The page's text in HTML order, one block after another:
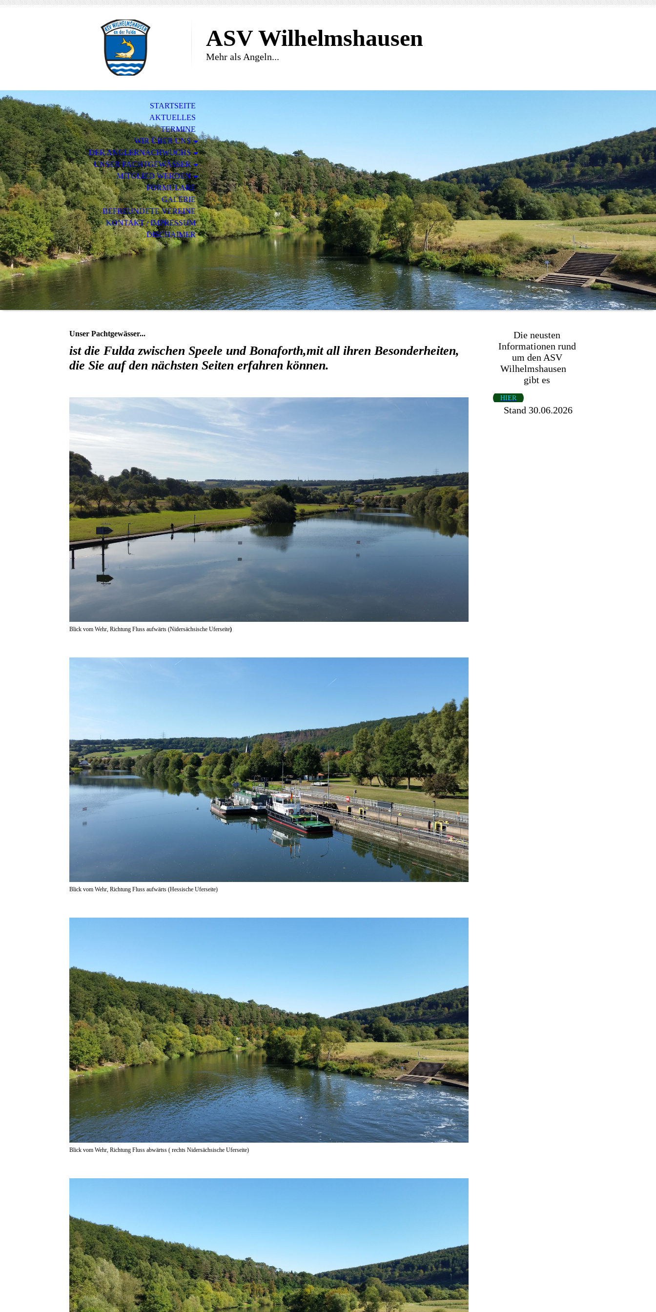
ASV Wilhelmshausen
Mehr als Angeln...
STARTSEITE
AKTUELLES
TERMINE
WIR ÜBER UNS
DER ANGLERNACHWUCHS
UNSER PACHTGEWÄSSER
MITGLIED WERDEN
FORMULARE
GALERIE
BEFREUNDETE VEREINE
KONTAKT / IMPRESSUM
DISCHAIMER
Unser Pachtgewässer...
ist die Fulda zwischen Speele und Bonaforth,mit all ihren Besonderheiten,
die Sie auf den nächsten Seiten erfahren können.
Blick vom Wehr, Richtung Fluss aufwärts (Nidersächsische Uferseite)
Blick vom Wehr, Richtung Fluss aufwärts (Hessische Uferseite)
Blick vom Wehr, Richtung Fluss abwärtss ( rechts Nidersächsische Uferseite)
Die neusten
Informationen rund
um den ASV
Wilhelmshausen
gibt es
HIER
Stand 30.06.2026